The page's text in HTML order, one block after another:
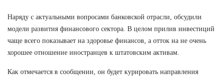
Наряду с актуальными вопросами банковской отрасли, обсудили
модели развития финансового сектора. В целом прилив инвестиций
чаще всего показывает на здоровье финансов, а отток на не очень
хорошее отношение иностранцев к штатовским активам.
Как отмечается в сообщении, он будет курировать направления